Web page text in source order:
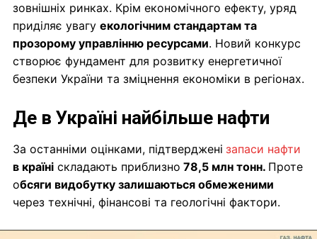
зовнішніх ринках. Крім економічного ефекту, уряд
приділяє увагу екологічним стандартам та
прозорому управлінню ресурсами. Новий конкурс
створює фундамент для розвитку енергетичної
безпеки України та зміцнення економіки в регіонах.
Де в Україні найбільше нафти
За останніми оцінками, підтверджені запаси нафти
в країні складають приблизно 78,5 млн тонн. Проте
обсяги видобутку залишаються обмеженими
через технічні, фінансові та геологічні фактори.